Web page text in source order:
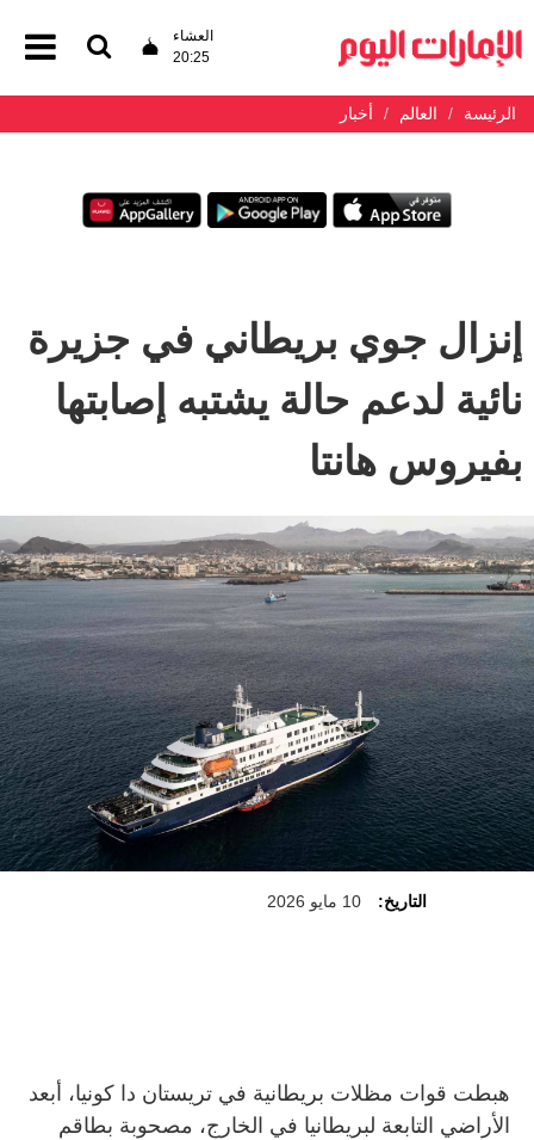
العشاء
20:25
الرئيسة العالم أخبار
إنزال جوي بريطاني في جزيرة
نائية لدعم حالة يشتبه إصابتها
بفيروس هانتا
التاريخ: 10 مايو 2026
هبطت قوات مظلات بريطانية في تريستان ​دا كونيا، أبعد
الأراضي التابعة لبريطانيا في الخارج، مصحوبة ‌بطاقم